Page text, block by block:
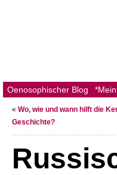
Oenosophischer Blog
« Wo, wie und wann hilft die
Geschichte?